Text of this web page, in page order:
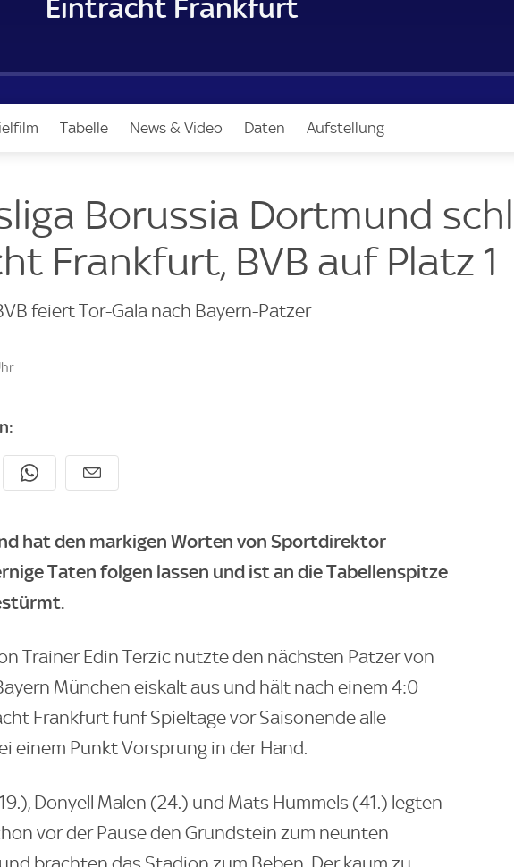
m
u
m
u
e
m
u
u
Eintracht Frankfurt
Tabelle News & Video Daten Aufstellung
Borussia Dortmund
Frankfurt, BVB auf Platz 1
feiert Tor-Gala nach Bayern-Patzer
hat den markigen Worten von Sportdirektor
Taten folgen lassen und ist an die Tabellenspitze
Trainer Edin Terzic nutzte den nächsten Patzer von
München eiskalt aus und hält nach einem 4:0
Frankfurt fünf Spieltage vor Saisonende alle
einem Punkt Vorsprung in der Hand.
Donyell Malen (24.) und Mats Hummels (41.) legten
vor der Pause den Grundstein zum neunten